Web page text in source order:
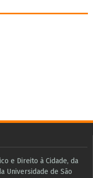
e Direito à Cidade, da
Universidade de São